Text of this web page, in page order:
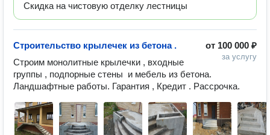
Скидка на чистовую отделку лестницы
от 100 000 ₽
за услугу
Строительство крылечек из бетона .
Строим монолитные крылечки , входные
группы , подпорные стены  и мебель из бетона.
Ландшафтные работы. Гарантия , Кредит . Рассрочка.